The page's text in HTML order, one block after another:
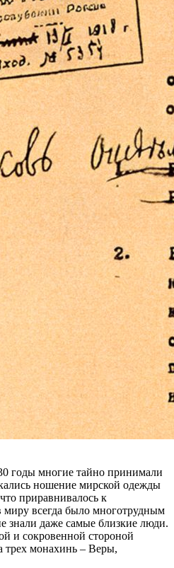
годы многие тайно принимали
ношение мирской одежды
приравнивалось к
всегда было многотрудным
знали даже самые близкие люди.
и сокровенной стороной
трех монахинь – Веры,